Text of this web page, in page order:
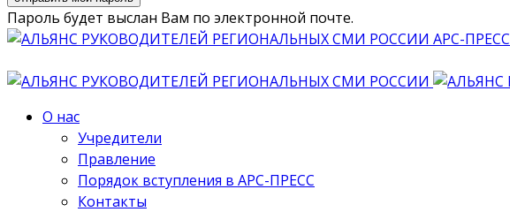
Пароль будет выслан Вам по электронной почте.
АРС-ПРЕСС
О нас
Учредители
Правление
Порядок вступления в АРС-ПРЕСС
Контакты